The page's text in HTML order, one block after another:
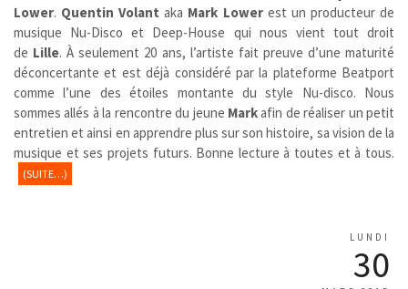
Lower. Quentin Volant aka Mark Lowerest un producteur de
musique Nu-Disco et Deep-House qui nous vient tout droit
de Lille. À seulement 20 ans, l’artiste fait preuve d’une maturité
déconcertante et est déjà considéré par la plateforme Beatport
comme l’une des étoiles montante du style Nu-disco. Nous
sommes allés à la rencontre du jeune Markafin de réaliser un petit
entretien et ainsi en apprendre plus sur son histoire, sa vision de la
musique et ses projets futurs. Bonne lecture à toutes et à tous.
(SUITE…)
LUNDI
30